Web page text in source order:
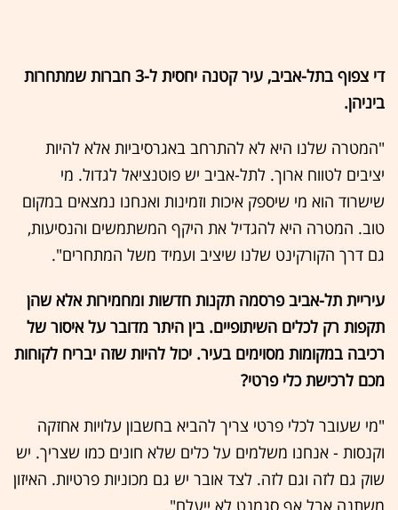
די צפוף בתל-אביב, עיר קטנה יחסית ל-3 חברות שמתחרות
ביניהן.
"המטרה שלנו היא לא להתרחב באגרסיביות אלא להיות
יציבים לטווח ארוך. לתל-אביב יש פוטנציאל לגדול. מי
שישרוד הוא מי שיספק איכות וזמינות ואנחנו נמצאים במקום
טוב. המטרה היא להגדיל את היקף המשתמשים והנסיעות,
גם דרך הקורקינט שלנו שיציב ועמיד משל המתחרים".
עיריית תל-אביב פרסמה תקנות חדשות ומחמירות אלא שהן
תקפות רק לכלים השיתופיים. בין היתר מדובר על איסור של
רכיבה במקומות מסוימים בעיר. יכול להיות שזה יבריח לקוחות
מכם לרכישת כלי פרטי?
"מי שעובר לכלי פרטי צריך להביא בחשבון עלויות אחזקה
וקנסות - אנחנו משלמים על כלים שלא חונים כמו שצריך. יש
שוק גם לזה וגם לזה. לצד אובר יש גם מכוניות פרטיות. האיזון